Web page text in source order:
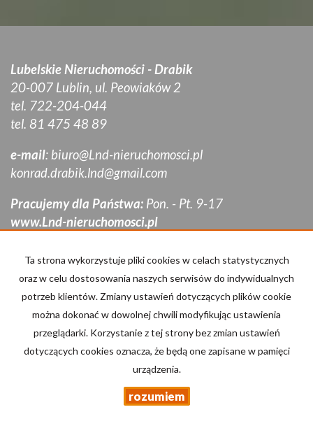
Lubelskie Nieruchomości - Drabik
20-007 Lublin, ul. Peowiaków 2
tel. 722-204-044
tel. 81 475 48 89
e-mail: biuro@Lnd-nieruchomosci.pl
konrad.drabik.lnd@gmail.com
Pracujemy dla Państwa: Pon. - Pt. 9-17
www.Lnd-nieruchomosci.pl
Domyna wynajem
Działkina wynajem
Lokalena wynajem
Halena wynajem
Obiektyna wynajem
Mieszkania
na sprzedaż
na sprzedaż
na sprzedaż
na sprzedaż
Ta strona wykorzystuje pliki cookies w celach statystycznych
oraz w celu dostosowania naszych serwisów do indywidualnych
potrzeb klientów. Zmiany ustawień dotyczących plików cookie
można dokonać w dowolnej chwili modyfikując ustawienia
przeglądarki. Korzystanie z tej strony bez zmian ustawień
dotyczących cookies oznacza, że będą one zapisane w pamięci
urządzenia.
rozumiem